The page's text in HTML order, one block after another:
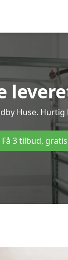
Huse.
Få 3 tilbud,